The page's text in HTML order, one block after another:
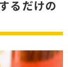
るだけの